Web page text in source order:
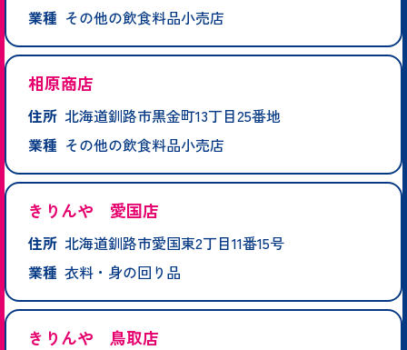
業種 その他の飲食料品小売店
相原商店
住所 北海道釧路市黒金町13丁目25番地
業種 その他の飲食料品小売店
きりんや 愛国店
住所 北海道釧路市愛国東2丁目11番15号
業種 衣料・身の回り品
きりんや 鳥取店